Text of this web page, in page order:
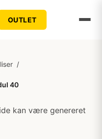
OUTLET
/
40
kan være genereret